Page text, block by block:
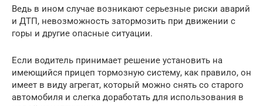
Ведь в ином случае возникают серьезные риски аварий
и ДТП, невозможность затормозить при движении с
горы и другие опасные ситуации.
Если водитель принимает решение установить на
имеющийся прицеп тормозную систему, как правило, он
имеет в виду агрегат, который можно снять со старого
автомобиля и слегка доработать для использования в